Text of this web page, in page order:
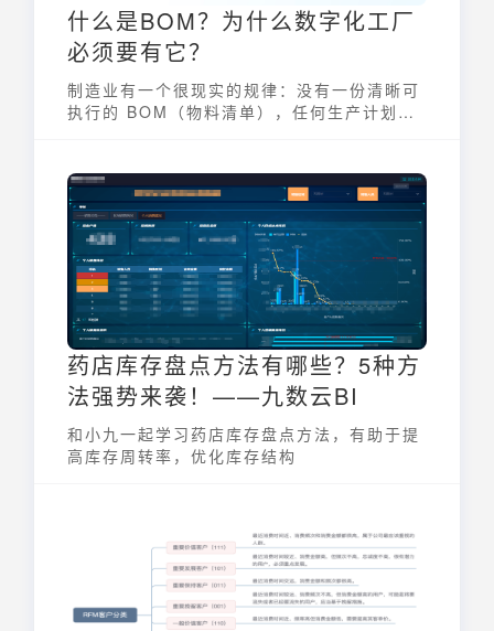
什么是BOM？为什么数字化工厂
必须要有它？
制造业有一个很现实的规律：没有一份清晰可
执行的 BOM（物料清单），任何生产计划都
药店库存盘点方法有哪些？5种方
法强势来袭！——九数云BI
和小九一起学习药店库存盘点方法，有助于提
高库存周转率，优化库存结构